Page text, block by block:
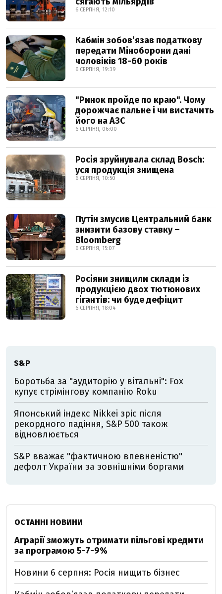
6 СЕРПНЯ, 12:10
Кабмін зобовʼязав податкову
передати Міноборони дані
чоловіків 18-60 років
6 СЕРПНЯ, 19:39
"Ринок пройде по краю". Чому
дорожчає пальне і чи вистачить
його на АЗС
6 СЕРПНЯ, 06:00
Росія зруйнувала склад Bosch:
уся продукція знищена
6 СЕРПНЯ, 10:50
Путін змусив Центральний банк
знизити базову ставку –
Bloomberg
6 СЕРПНЯ, 15:07
Росіяни знищили склади із
продукцією двох тютюнових
гігантів: чи буде дефіцит
6 СЕРПНЯ, 18:04
S&P
Боротьба за "аудиторію у вітальні": Fox
купує стрімінгову компанію Roku
Японський індекс Nikkei зріс після
рекордного падіння, S&P 500 також
відновлюється
S&P вважає "фактичною впевненістю"
дефолт України за зовнішніми боргами
ОСТАННІ НОВИНИ
Аграрії зможуть отримати пільгові кредити
за програмою 5-7-9%
Новини 6 серпня: Росія нищить бізнес